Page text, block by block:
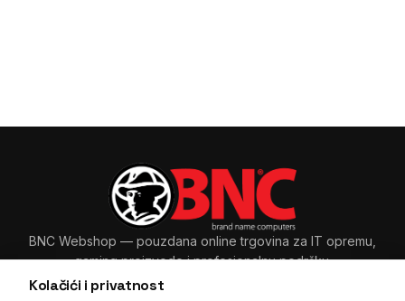
Kolačići i privatnost
BNC Webshop — pouzdana online trgovina za IT opremu,
gaming proizvode i profesionalnu podršku.